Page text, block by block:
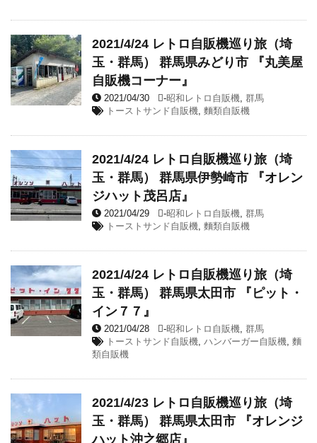
2021/4/24 レトロ自販機巡り旅（埼
玉・群馬） 群馬県みどり市 『丸美屋
自販機コーナー』
2021/04/30 -昭和レトロ自販機, 群馬
トーストサンド自販機, 麵類自販機
2021/4/24 レトロ自販機巡り旅（埼
玉・群馬） 群馬県伊勢崎市 『オレン
ジハット茂呂店』
2021/04/29 -昭和レトロ自販機, 群馬
トーストサンド自販機, 麵類自販機
2021/4/24 レトロ自販機巡り旅（埼
玉・群馬） 群馬県太田市 『ピット・
イン７７』
2021/04/28 -昭和レトロ自販機, 群馬
トーストサンド自販機, ハンバーガー自販機, 麵
類自販機
2021/4/23 レトロ自販機巡り旅（埼
玉・群馬） 群馬県太田市 『オレンジ
ハット沖之郷店』